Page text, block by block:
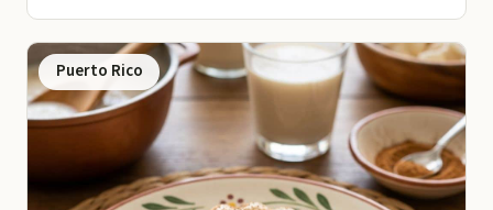
Puerto Rico